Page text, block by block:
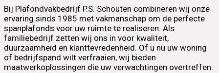
Bij Plafondvakbedrijf P.S. Schouten combineren wij onze
ervaring sinds 1985 met vakmanschap om de perfecte
spanplafonds voor uw ruimte te realiseren. Als
familiebedrijf zetten wij ons in voor kwaliteit,
duurzaamheid en klanttevredenheid. Of u nu uw woning
of bedrijfspand wilt verfraaien, wij bieden
maatwerkoplossingen die uw verwachtingen overtreffen.